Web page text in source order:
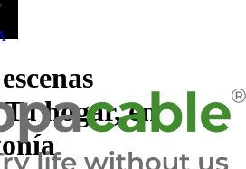
hogar, en